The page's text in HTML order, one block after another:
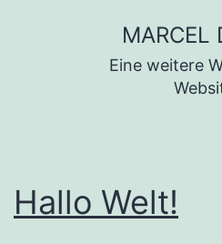
MARCEL
Eine weitere
Hallo Welt!